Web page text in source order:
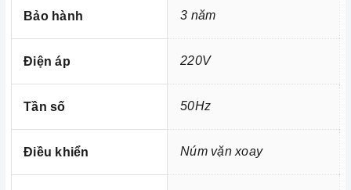
năng nướng trên và dưới nên rất phù hợp với việc quay
thịt, nướng cá giúp thức ăn giòn bên ngoài nhưng vẫn
có công suất nướng cao
nên dễ dàng sử dụng để rã đông các món
ăn đông lạnh và nướng các món ăn như thịt gà, thịt heo
Lò nướng Canzy CZ
601Mvới chức năng nướng dưới có quạt hỗ trợ nên rất
phù hợp với việc nướng bánh và nướng nhiều loại thức
Bảo hành 3 năm
Điện áp 220V
Tần số 50Hz
Điều khiển Núm vặn xoay